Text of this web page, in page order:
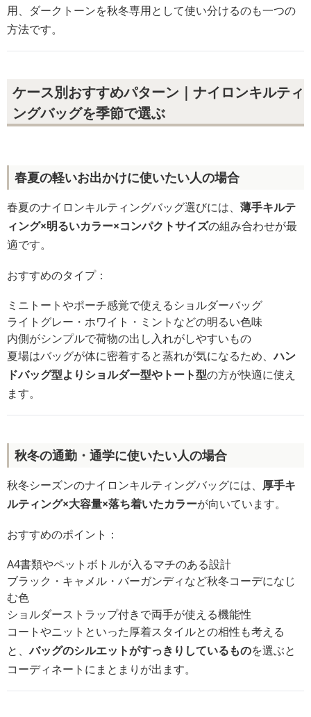
用、ダークトーンを秋冬専用として使い分けるのも一つの
方法です。
ケース別おすすめパターン｜ナイロンキルティ
ングバッグを季節で選ぶ
春夏の軽いお出かけに使いたい人の場合
春夏のナイロンキルティングバッグ選びには、 薄手キルテ
ィング×明るいカラー×コンパクトサイズの組み合わせが最
適です。
おすすめのタイプ：
ミニトートやポーチ感覚で使えるショルダーバッグ
ライトグレー・ホワイト・ミントなどの明るい色味
内側がシンプルで荷物の出し入れがしやすいもの
夏場はバッグが体に密着すると蒸れが気になるため、ハン
ドバッグ型よりショルダー型やトート型の方が快適に使え
ます。
秋冬の通勤・通学に使いたい人の場合
秋冬シーズンのナイロンキルティングバッグには、 厚手キ
ルティング×大容量×落ち着いたカラーが向いています。
おすすめのポイント：
A4書類やペットボトルが入るマチのある設計
ブラック・キャメル・バーガンディなど秋冬コーデになじ
む色
ショルダーストラップ付きで両手が使える機能性
コートやニットといった厚着スタイルとの相性も考える
と、バッグのシルエットがすっきりしているものを選ぶと
コーディネートにまとまりが出ます。